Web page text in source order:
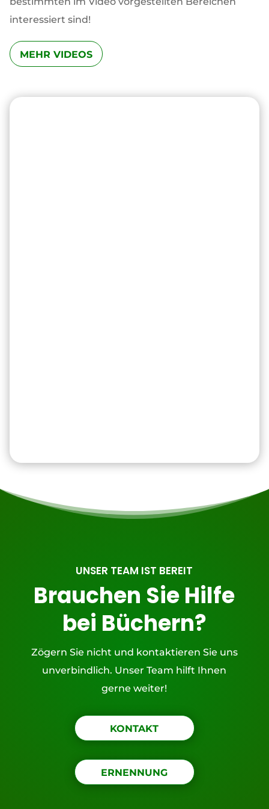
interessiert sind!
MEHR VIDEOS
UNSER TEAM IST BEREIT
Brauchen Sie Hilfe
bei Büchern?
Zögern Sie nicht und kontaktieren Sie uns
unverbindlich. Unser Team hilft Ihnen
gerne weiter!
KONTAKT
ERNENNUNG